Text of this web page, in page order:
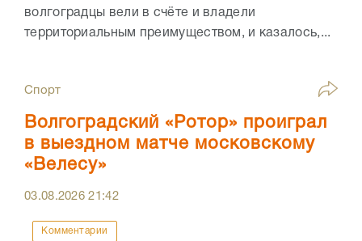
волгоградцы вели в счёте и владели
территориальным преимуществом, и казалось,...
Спорт
Волгоградский «Ротор» проиграл
в выездном матче московскому
«Велесу»
03.08.202621:42
Комментарии